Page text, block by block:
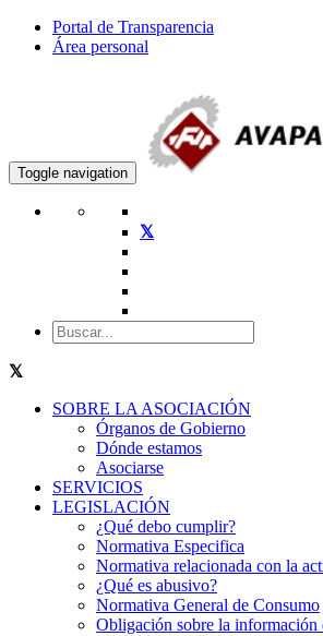
Portal de Transparencia
Área personal
Toggle navigation
SOBRE LA ASOCIACIÓN
Órganos de Gobierno
Dónde estamos
Asociarse
SERVICIOS
LEGISLACIÓN
¿Qué debo cumplir?
Normativa Especifica
Normativa relacionada con la
¿Qué es abusivo?
Normativa General de Consumo
Obligación sobre la información